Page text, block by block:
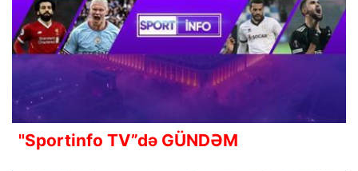
"Sportinfo TV”də GÜNDƏM